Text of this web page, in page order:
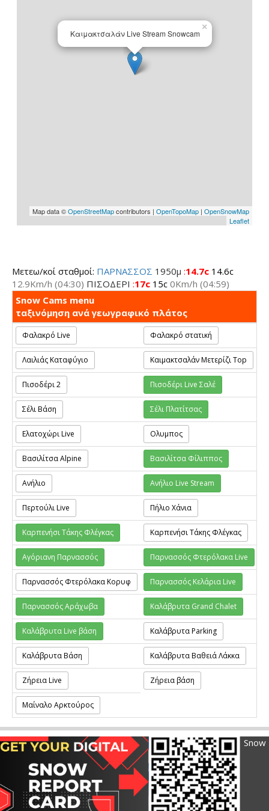
Μετεω/κοί σταθμοί: ΠΑΡΝΑΣΣΟΣ 1950μ :14.7c 14.6c
12.9Km/h (04:30) ΠΙΣΟΔΕΡΙ :17c 15c 0Km/h (04:59)
Snow Cams menu
ταξινόμηση ανά γεωγραφικό πλάτος
Φαλακρό Live Φαλακρό στατική
Λαιλιάς Καταφύγιο Καιμακτσαλάν Μετερίζι Top
Πισοδέρι 2 Πισοδέρι Live Σαλέ
Σέλι Βάση Σέλι Πλατίτσας
Ελατοχώρι Live Ολυμπος
Βασιλίτσα Alpine Βασιλίτσα Φίλιππος
Ανήλιο Ανήλιο Live Stream
Περτούλι Live Πήλιο Χάνια
Καρπενήσι Τάκης Φλέγκας Καρπενήσι Τάκης Φλέγκας
Αγόριανη Παρνασσός Παρνασσός Φτερόλακα Live
Παρνασσός Φτερόλακα Κορυφ Παρνασσός Κελάρια Live
Παρνασσός Αράχωβα Καλάβρυτα Grand Chalet
Καλάβρυτα Live βάση Καλάβρυτα Parking
Καλάβρυτα Βάση Καλάβρυτα Βαθειά Λάκκα
Ζήρεια Live Ζήρεια βάση
Μαίναλο Αρκτούρος
Snow